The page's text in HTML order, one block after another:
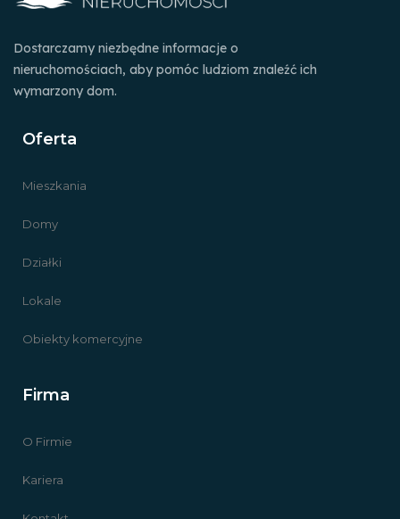
Dostarczamy niezbędne informacje o
nieruchomościach, aby pomóc ludziom znaleźć ich
wymarzony dom.
Oferta
Mieszkania
Domy
Działki
Lokale
Obiekty komercyjne
Firma
O Firmie
Kariera